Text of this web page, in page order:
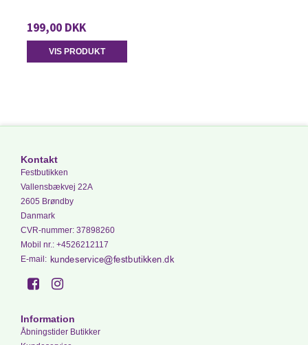
199,00 DKK
VIS PRODUKT
Kontakt
Festbutikken
Vallensbækvej 22A
2605 Brøndby
Danmark
CVR-nummer: 37898260
Mobil nr.: +4526212117
E-mail :
Information
Åbningstider Butikker